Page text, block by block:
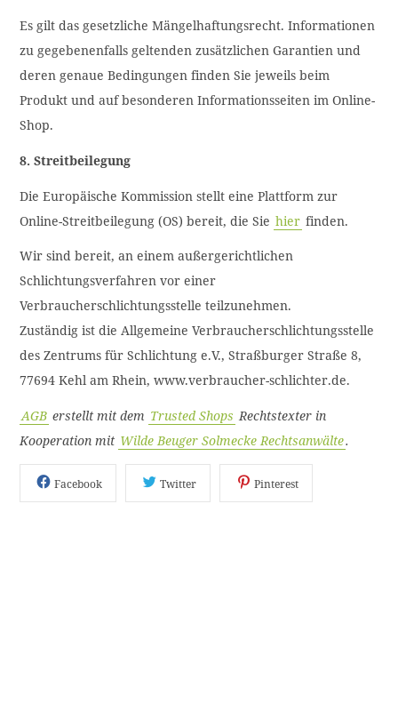
Es gilt das gesetzliche Mängelhaftungsrecht. Informationen
zu gegebenenfalls geltenden zusätzlichen Garantien und
deren genaue Bedingungen finden Sie jeweils beim
Produkt und auf besonderen Informationsseiten im Online-
Shop.
8. Streitbeilegung
Die Europäische Kommission stellt eine Plattform zur
Online-Streitbeilegung (OS) bereit, die Sie hier finden.
Wir sind bereit, an einem außergerichtlichen
Schlichtungsverfahren vor einer
Verbraucherschlichtungsstelle teilzunehmen.
Zuständig ist die Allgemeine Verbraucherschlichtungsstelle
des Zentrums für Schlichtung e.V., Straßburger Straße 8,
77694 Kehl am Rhein, www.verbraucher-schlichter.de.
AGB erstellt mit dem Trusted Shops Rechtstexter in
Kooperation mit Wilde Beuger Solmecke Rechtsanwälte.
Facebook Twitter Pinterest